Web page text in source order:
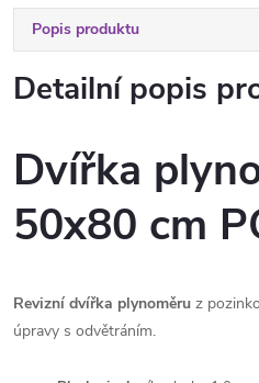
Popis produktu
Detailní popis
Dvířka
50x80 cm
Revizní dvířka plynoměru z
úpravy s odvětráním.